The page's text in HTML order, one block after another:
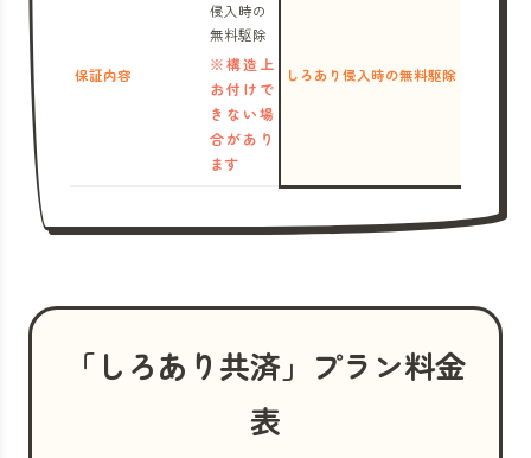
保証内容
侵入時の
無料駆除
※構造上
お付けで
きない場
合があり
ます
しろあり侵入時の無料駆除
「しろあり共済」プラン料金
表